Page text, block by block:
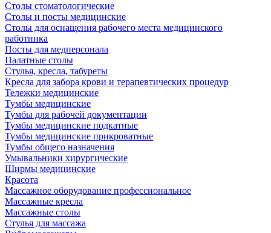
Столы стоматологические
Столы и посты медицинские
Столы для оснащения рабочего места медицинского
работника
Посты для медперсонала
Палатные столы
Стулья, кресла, табуреты
Кресла для забора крови и терапевтических процедур
Тележки медицинские
Тумбы медицинские
Тумбы для рабочей документации
Тумбы медицинские подкатные
Тумбы медицинские прикроватные
Тумбы общего назначения
Умывальники хирургические
Ширмы медицинские
Красота
Массажное оборудование профессиональное
Массажные кресла
Массажные столы
Стулья для массажа